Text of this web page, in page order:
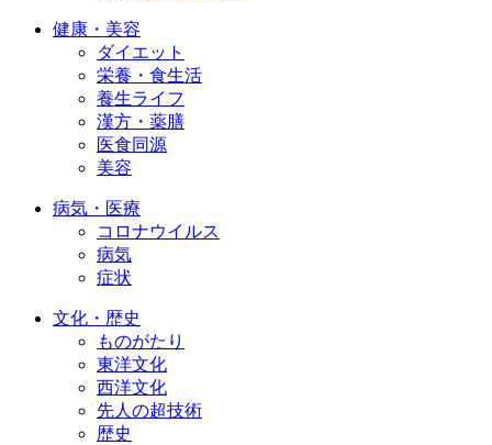
健康・美容
ダイエット
栄養・食生活
養生ライフ
漢方・薬膳
医食同源
美容
病気・医療
コロナウイルス
病気
症状
文化・歴史
ものがたり
東洋文化
西洋文化
先人の超技術
歴史